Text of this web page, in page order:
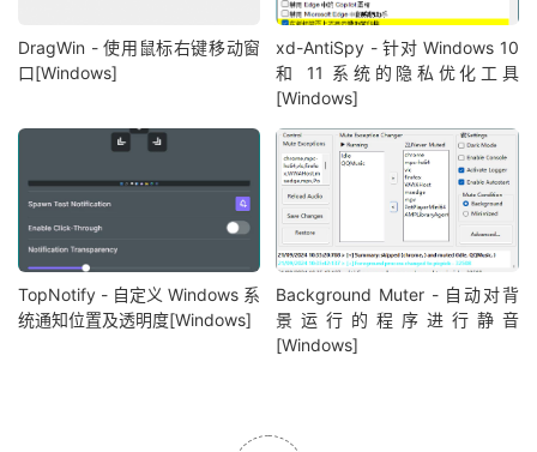
DragWin - 使用鼠标右键移动窗
口[Windows]
xd-AntiSpy - 针对 Windows 10
和 11 系统的隐私优化工具
[Windows]
TopNotify - 自定义 Windows 系
统通知位置及透明度[Windows]
Background Muter - 自动对背
景运行的程序进行静音
[Windows]